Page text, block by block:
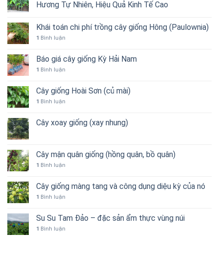
Hương Tự Nhiên, Hiệu Quả Kinh Tế Cao
Khái toán chi phí trồng cây giống Hông (Paulownia)
1 Bình luận
Báo giá cây giống Kỳ Hải Nam
1 Bình luận
Cây giống Hoài Sơn (củ mài)
1 Bình luận
Cây xoay giống (xay nhung)
Cây mận quân giống (hồng quân, bồ quân)
1 Bình luận
Cây giống màng tang và công dụng diệu kỳ của nó
1 Bình luận
Su Su Tam Đảo – đặc sản ẩm thực vùng núi
1 Bình luận